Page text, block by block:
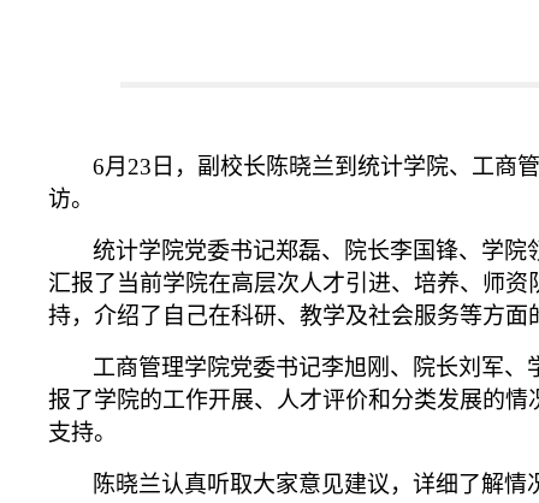
6月 23 日，副校长陈晓兰到统计学院、工商
访。
统计学院党委书记郑磊、院长李国锋、学院
汇报了当前学院在高层次人才引进、培养、师
持，介绍了自己在科研、教学及社会服务等方
工商管理学院党委书记李旭刚、院长刘军、
报了学院的工作开展、人才评价和分类发展的
支持。
陈晓兰认真听取大家意见建议，详细了解情